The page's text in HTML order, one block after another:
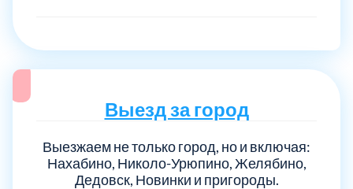
Выезд за город
Выезжаем не только город, но и включая:
Нахабино, Николо-Урюпино, Желябино,
Дедовск, Новинки и пригороды.